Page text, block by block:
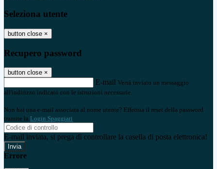
Seleziona utente
button close ×
Recupero password
button close ×
E-mail Verrà inviato un messaggio
all'indirizzo indicato con le istruzioni necessarie.
Non hai una e-mail associata al nome utente? Effettua il reset della password
tramite la Login Spaggiari
E-mail inviata, si prega di controllare la casella di posta elettronica!
Errore